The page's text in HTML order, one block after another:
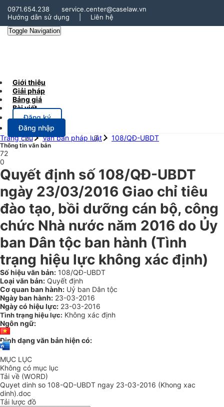
0971.654.238
service.center@caselaw.vn
Hướng dẫn sử dụng
Liên hệ
Toggle Navigation
Giới thiệu
Giải pháp
Bảng giá
Bài viết
Đăng ký
Đăng nhập
Trang chủ
Văn bản pháp luật 108/QĐ-UBDT
Thông tin văn bản
72
0
Quyết định số 108/QĐ-UBDT
ngày 23/03/2016 Giao chỉ tiêu
đào tạo, bồi dưỡng cán bộ, công
chức Nhà nước năm 2016 do Ủy
ban Dân tộc ban hành (Tình
trạng hiệu lực không xác định)
Số hiệu văn bản: 108/QĐ-UBDT
Loại văn bản: Quyết định
Cơ quan ban hành: Uỷ ban Dân tộc
Ngày ban hành: 23-03-2016
Ngày có hiệu lực: 23-03-2016
Tình trạng hiệu lực: Không xác định
Ngôn ngữ:
Định dạng văn bản hiện có:
MỤC LỤC
Không có mục lục
Tải về (WORD)
Quyet dinh so 108-QD-UBDT ngay 23-03-2016 (Khong xac
dinh).doc
Tải lược đồ